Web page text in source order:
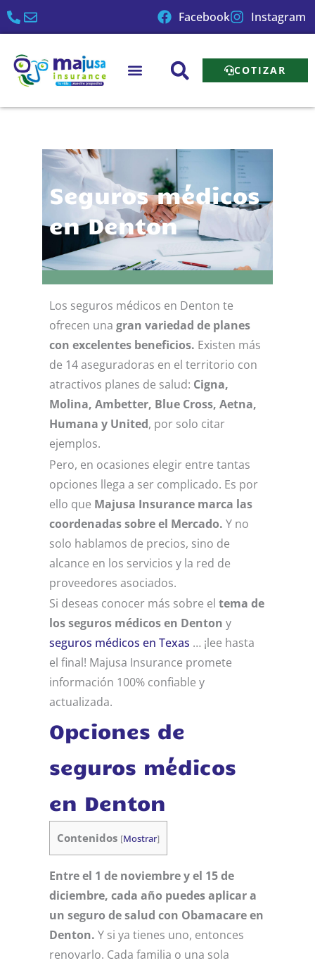
Ir
Facebook Instagram
COTIZAR
Seguros médicos
en Denton
Los seguros médicos en Denton te
ofrecen una gran variedad de planes
con excelentes beneficios. Existen más
de 14 aseguradoras en el territorio con
atractivos planes de salud: Cigna,
Molina, Ambetter, Blue Cross, Aetna,
Humana y United, por solo citar
ejemplos.
Pero, en ocasiones elegir entre tantas
opciones llega a ser complicado. Es por
ello que Majusa Insurance marca las
coordenadas sobre el Mercado. Y no
solo hablamos de precios, sino de
alcance en los servicios y la red de
proveedores asociados.
Si deseas conocer más sobre el tema de
los seguros médicos en Denton y
seguros médicos en Texas … ¡lee hasta
el final! Majusa Insurance promete
información 100% confiable y
actualizada.
Opciones de
seguros médicos
en Denton
Contenidos [Mostrar]
Entre el 1 de noviembre y el 15 de
diciembre, cada año puedes aplicar a
un seguro de salud con Obamacare en
Denton. Y si ya tienes uno, entonces
renovarlo. Cada familia o una sola